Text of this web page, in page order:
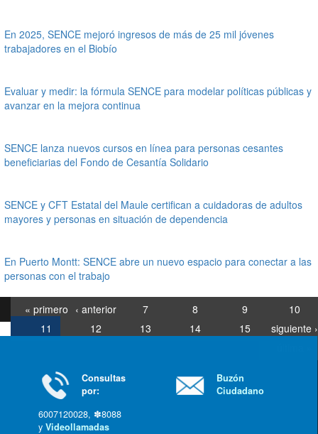
En 2025, SENCE mejoró ingresos de más de 25 mil jóvenes
trabajadores en el Biobío
Evaluar y medir: la fórmula SENCE para modelar políticas públicas y
avanzar en la mejora continua
SENCE lanza nuevos cursos en línea para personas cesantes
beneficiarias del Fondo de Cesantía Solidario
SENCE y CFT Estatal del Maule certifican a cuidadoras de adultos
mayores y personas en situación de dependencia
En Puerto Montt: SENCE abre un nuevo espacio para conectar a las
personas con el trabajo
« primero ‹ anterior 7 8 9
10
11
12 13 14 15
siguiente ›
Consultas
por:
6007120028, ✽8088
yVideollamadas
Buzón
Ciudadano